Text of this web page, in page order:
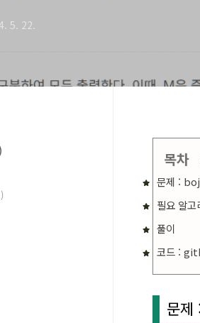
5. 22.
목차
문제 :
필요 알고
풀이
코드 :
문제